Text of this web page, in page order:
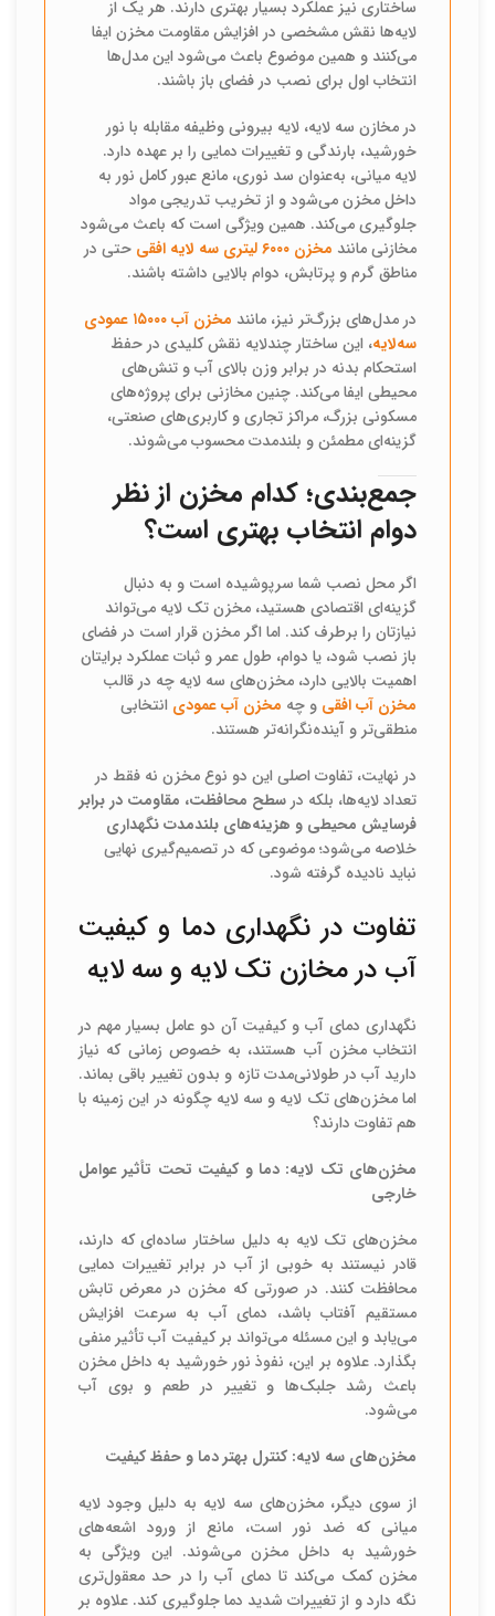
ساختاری نیز عملکرد بسیار بهتری دارند. هر یک از
لایه‌ها نقش مشخصی در افزایش مقاومت مخزن ایفا
می‌کنند و همین موضوع باعث می‌شود این مدل‌ها
انتخاب اول برای نصب در فضای باز باشند.
در مخازن سه لایه، لایه بیرونی وظیفه مقابله با نور
خورشید، بارندگی و تغییرات دمایی را بر عهده دارد.
لایه میانی، به‌عنوان سد نوری، مانع عبور کامل نور به
داخل مخزن می‌شود و از تخریب تدریجی مواد
جلوگیری می‌کند. همین ویژگی است که باعث می‌شود
مخازنی مانند مخزن ۶۰۰۰ لیتری سه لایه افقی
حتی در
مناطق گرم و پرتابش، دوام بالایی داشته باشند.
در مدل‌های بزرگ‌تر نیز، مانند
مخزن آب ۱۵۰۰۰ عمودی
سه‌لایه، این ساختار چندلایه نقش کلیدی در حفظ
استحکام بدنه در برابر وزن بالای آب و تنش‌های
محیطی ایفا می‌کند. چنین مخازنی برای پروژه‌های
مسکونی بزرگ، مراکز تجاری و کاربری‌های صنعتی،
گزینه‌ای مطمئن و بلندمدت محسوب می‌شوند.
جمع‌بندی؛ کدام مخزن از نظر
دوام انتخاب بهتری است؟
اگر محل نصب شما سرپوشیده است و به دنبال
گزینه‌ای اقتصادی هستید، مخزن تک لایه می‌تواند
نیازتان را برطرف کند. اما اگر مخزن قرار است در فضای
باز نصب شود، یا دوام، طول عمر و ثبات عملکرد برایتان
اهمیت بالایی دارد، مخزن‌های سه لایه چه در قالب
مخزن آب افقی و چه مخزن آب عمودی انتخابی
منطقی‌تر و آینده‌نگرانه‌تر هستند.
در نهایت، تفاوت اصلی این دو نوع مخزن نه فقط در
تعداد لایه‌ها، بلکه در سطح محافظت، مقاومت در برابر
فرسایش محیطی و هزینه‌های بلندمدت نگهداری
خلاصه می‌شود؛ موضوعی که در تصمیم‌گیری نهایی
نباید نادیده گرفته شود.
تفاوت در نگهداری دما و کیفیت
آب در مخازن تک لایه و سه لایه
نگهداری دمای آب و کیفیت آن دو عامل بسیار مهم در
انتخاب مخزن آب هستند، به خصوص زمانی که نیاز
دارید آب در طولانی‌مدت تازه و بدون تغییر باقی بماند.
اما مخزن‌های تک لایه و سه لایه چگونه در این زمینه با
هم تفاوت دارند؟
مخزن‌های تک لایه: دما و کیفیت تحت تأثیر عوامل
خارجی
مخزن‌های تک لایه به دلیل ساختار ساده‌ای که دارند،
قادر نیستند به خوبی از آب در برابر تغییرات دمایی
محافظت کنند. در صورتی که مخزن در معرض تابش
مستقیم آفتاب باشد، دمای آب به سرعت افزایش
می‌یابد و این مسئله می‌تواند بر کیفیت آب تأثیر منفی
بگذارد. علاوه بر این، نفوذ نور خورشید به داخل مخزن
باعث رشد جلبک‌ها و تغییر در طعم و بوی آب
می‌شود.
مخزن‌های سه لایه: کنترل بهتر دما و حفظ کیفیت
از سوی دیگر، مخزن‌های سه لایه به دلیل وجود لایه
میانی که ضد نور است، مانع از ورود اشعه‌های
خورشید به داخل مخزن می‌شوند. این ویژگی به
مخزن کمک می‌کند تا دمای آب را در حد معقول‌تری
نگه دارد و از تغییرات شدید دما جلوگیری کند. علاوه بر